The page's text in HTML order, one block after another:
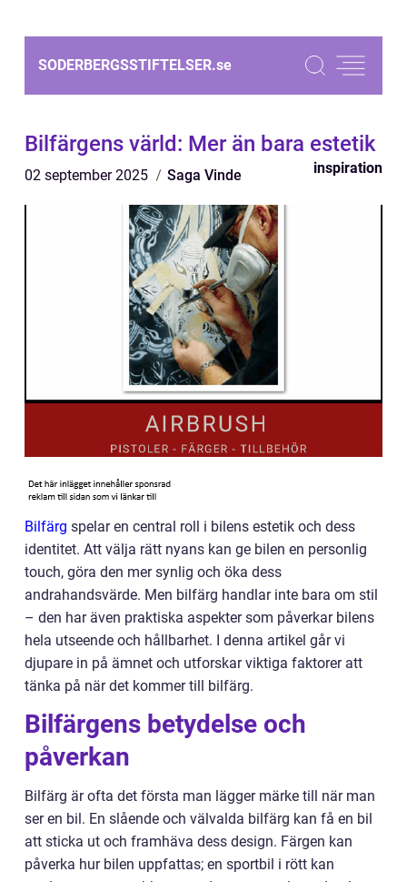
SODERBERGSSTIFTELSER.se
Bilfärgens värld: Mer än bara estetik
02 september 2025 Saga Vinde inspiration
Bilfärg spelar en central roll i bilens estetik och dess
identitet. Att välja rätt nyans kan ge bilen en personlig
touch, göra den mer synlig och öka dess
andrahandsvärde. Men bilfärg handlar inte bara om stil
– den har även praktiska aspekter som påverkar bilens
hela utseende och hållbarhet. I denna artikel går vi
djupare in på ämnet och utforskar viktiga faktorer att
tänka på när det kommer till bilfärg.
Bilfärgens betydelse och
påverkan
Bilfärg är ofta det första man lägger märke till när man
ser en bil. En slående och välvalda bilfärg kan få en bil
att sticka ut och framhäva dess design. Färgen kan
påverka hur bilen uppfattas; en sportbil i rött kan